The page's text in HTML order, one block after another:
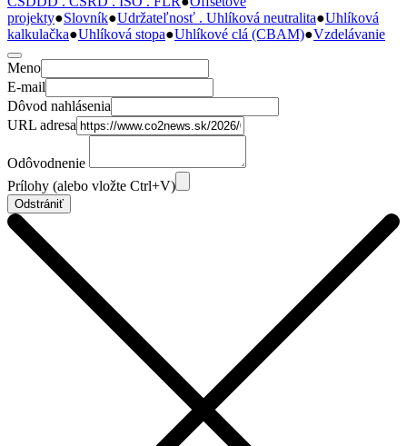
projekty●Slovník●Udržateľnosť . Uhlíková neutralita●Uhlíková
kalkulačka●Uhlíková stopa●Uhlíkové clá (CBAM)●Vzdelávanie
Meno
E-mail
Dôvod nahlásenia
URL adresa
Odôvodnenie
Prílohy (alebo vložte Ctrl+V)
Odstrániť